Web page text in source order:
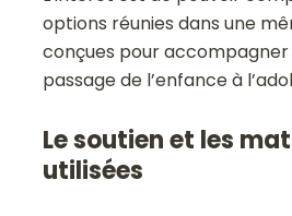
options réunies dans une
conçues pour
passage de l’enfance à
Le soutien et les
utilisées